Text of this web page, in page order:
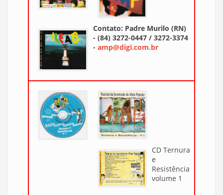
Contato: Padre Murilo (RN)
- (84) 3272-0447 / 3272-3374
- amp@digi.com.br
CD Ternura
e
Resistência
volume 1